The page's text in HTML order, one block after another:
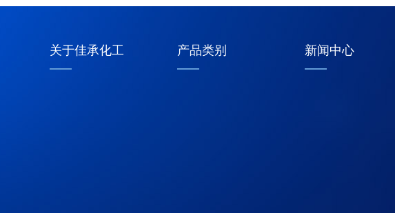
关于佳承化工 产品类别 新闻中心